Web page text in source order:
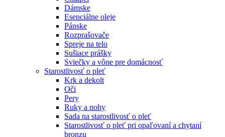
Dámske
Esenciálne oleje
Pánske
Rozprašovače
Spreje na telo
Sušiace prášky
Sviečky a vône pre domácnosť
Starostlivosť o pleť
Krk a dekolt
Oči
Pery
Ruky a nohy
Sada na starostlivosť o pleť
Starostlivosť o pleť pri opaľovaní a chytaní
bronzu